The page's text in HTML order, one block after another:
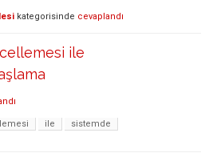
kategorisinde cevaplandı
ile
ile
sistemde